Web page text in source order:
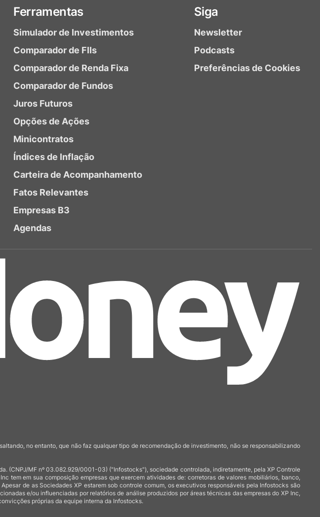
Ferramentas
Simulador de Investimentos
Comparador de FIIs
Comparador de Renda Fixa
Comparador de Fundos
Juros Futuros
Opções de Ações
Minicontratos
Índices de Inflação
Carteira de Acompanhamento
Fatos Relevantes
Empresas B3
Agendas
Siga
Newsletter
Podcasts
Preferências de Cookies
no entanto, que não faz qualquer tipo de recomendação de investimento, não se responsabilizando
(CNPJ/MF nº 03.082.929/0001-03) ("Infostocks"), sociedade controlada, indiretamente, pela XP Controle
tem em sua composição empresas que exercem atividades de: corretoras de valores mobiliários, banco,
de as Sociedades XP estarem sob controle comum, os executivos responsáveis pela Infostocks são
e/ou influenciadas por relatórios de análise produzidos por áreas técnicas das empresas do XP Inc,
próprias da equipe interna da Infostocks.